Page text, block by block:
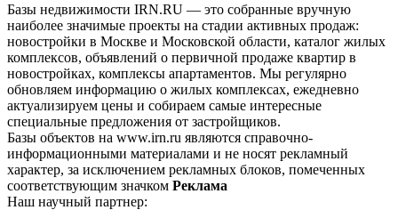
Базы недвижимости IRN.RU — это собранные вручную
наиболее значимые проекты на стадии активных продаж:
новостройки в Москве и Московской области, каталог жилых
комплексов, объявлений о первичной продаже квартир в
новостройках, комплексы апартаментов. Мы регулярно
обновляем информацию о жилых комплексах, ежедневно
актуализируем цены и собираем самые интересные
специальные предложения от застройщиков.
Базы объектов на www.irn.ru являются справочно-
информационными материалами и не носят рекламный
характер, за исключением рекламных блоков, помеченных
соответствующим значком Реклама
Наш научный партнер: